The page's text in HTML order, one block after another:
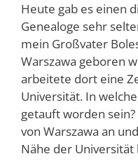
Heute gab es einen
Genealoge sehr
mein Großvater
Warszawa geboren
arbeitete dort eine
Universität. In
getauft worden
von Warszawa an
Nähe der Universität